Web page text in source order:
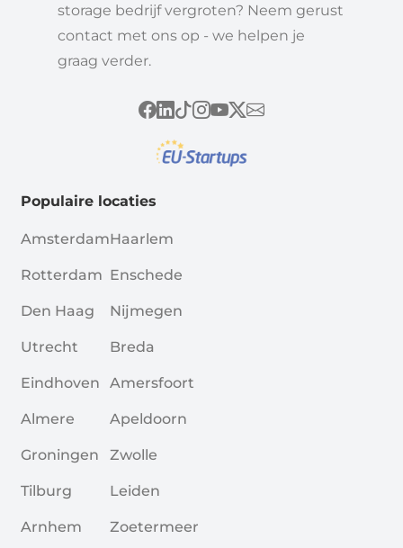
storage bedrijf vergroten? Neem gerust
contact met ons op - we helpen je
graag verder.
Populaire locaties
Amsterdam
Rotterdam
Den Haag
Utrecht
Eindhoven
Almere
Groningen
Tilburg
Arnhem
Haarlem
Enschede
Nijmegen
Breda
Amersfoort
Apeldoorn
Zwolle
Leiden
Zoetermeer